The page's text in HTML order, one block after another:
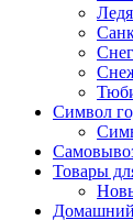
Символ
Товары
Домашний